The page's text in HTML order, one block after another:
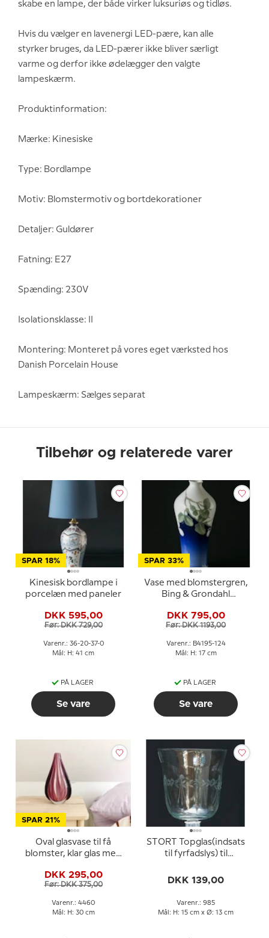
skabe en lampe, der både virker luksuriøs og tidløs.
Hvis du vælger en lavenergi LED-pære, kan alle
styrker bruges, da LED-pærer ikke bliver særligt
varme og derfor ikke ødelægger den valgte
lampeskærm.
Produktinformation:
Mærke: Kinesiske
Type: Bordlampe
Motiv: Blomstermotiv og bortdekorationer
Detaljer: Guldører
Fatning: E27
Spænding: 230V
Isolationsklasse: II
Montering: Monteret på vores eget værksted hos
Danish Porcelain House
Lampeskærm: Sælges separat
Tilbehør og relaterede varer
SPAR 18%
Kinesisk bordlampe i
porcelæn med paneler
DKK 595,00
Før: DKK 729,00
Varenr.: 36-20-37-0
Mål: H: 41 cm
PÅ LAGER
Se vare
SPAR 33%
Vase med blomstergren,
Bing & Grondahl
DKK 795,00
Før: DKK 1193,00
Varenr.: B4195-124
Mål: H: 17 cm
PÅ LAGER
Se vare
SPAR 21%
Oval glasvase til få
blomster, klar glas med
glaskunst,
DKK 295,00
Før: DKK 375,00
Varenr.: 4460
Mål: H: 30 cm
STORT Topglas(indsats
til fyrfadslys) til
dekoration, (glasholder
DKK 139,00
Varenr.: 985
Mål: H: 15 cm x Ø: 13 cm